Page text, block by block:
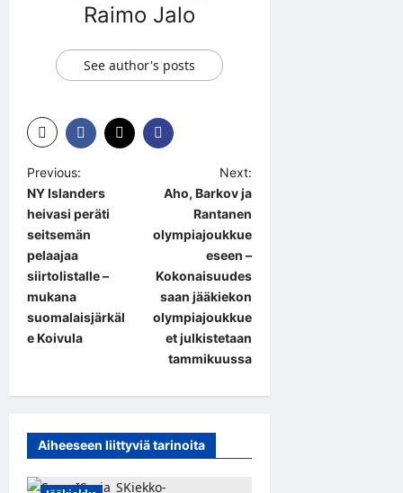
Raimo Jalo
See author's posts
P
o
s
t
n
a
v
g
t
i
Previous:
NY Islanders
heivasi peräti
seitsemän
pelaajaa
siirtolistalle –
mukana
suomalaisjärkäl
e Koivula
Next:
Aho, Barkov ja
Rantanen
olympiajoukkue
eseen –
Kokonaisuudes
saan jääkiekon
olympiajoukkue
et julkistetaan
tammikuussa
Aiheeseen liittyviä tarinoita